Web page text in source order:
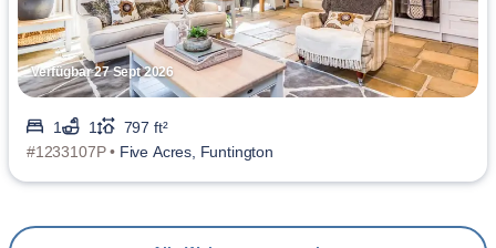
Verfügbar 27 Sept 2026
1 1
797 ft²
#1233107P • Five Acres, Funtington